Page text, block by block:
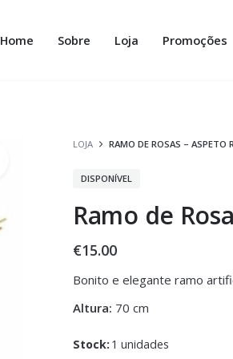
Home Sobre Loja Promoções
LOJA RAMO DE ROSAS – ASPETO
DISPONÍVEL
Ramo de
€15.00
Bonito e elegante ramo
Altura: 70 cm
Stock: 1 unidades